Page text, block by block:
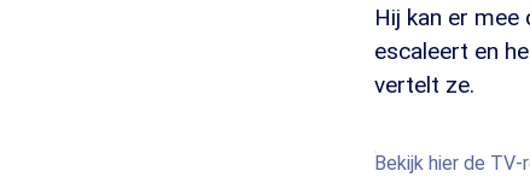
Hij kan er
escaleert en
vertelt ze.
Bekijk hier de